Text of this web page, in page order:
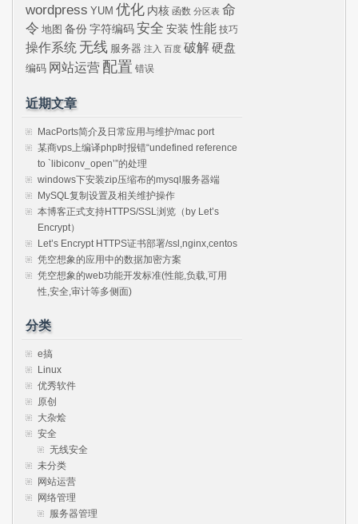
wordpress YUM 优化 内核 函数 分区表 命
令 地图 备份 字符编码 安全 安装 性能 技巧
操作系统 无线 服务器 注入 百度 破解硬盘
编码 网站运营 配置 错误
近期文章
MacPorts简介及日常应用与维护/mac port
某商vps上编译php时报错“undefined reference
to `libiconv_open’”的处理
windows下安装zip压缩布的mysql服务器端
MySQL复制设置及相关维护操作
本博客正式支持HTTPS/SSL浏览（by Let’s
Encrypt）
Let’s Encrypt HTTPS证书部署/ssl,nginx,centos
凭空想象的应用中的数据加密方案
凭空想象的web功能开发标准(性能,负载,可用
性,安全,审计等多侧面)
分类
e搞
Linux
优秀软件
原创
大杂烩
安全
无线安全
未分类
网站运营
网络管理
服务器管理